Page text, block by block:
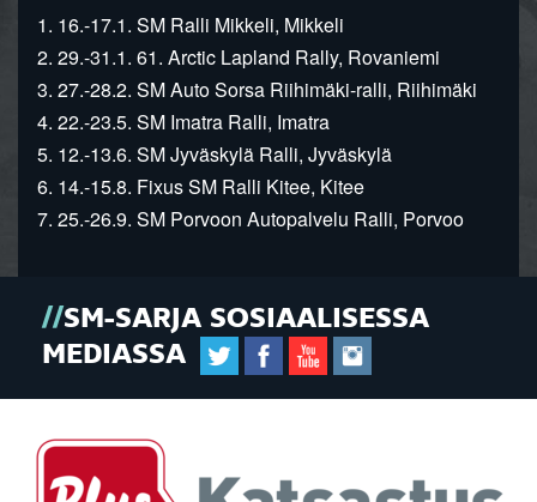
1. 16.-17.1. SM Ralli Mikkeli, Mikkeli
2. 29.-31.1. 61. Arctic Lapland Rally, Rovaniemi
3. 27.-28.2. SM Auto Sorsa Riihimäki-ralli, Riihimäki
4. 22.-23.5. SM Imatra Ralli, Imatra
5. 12.-13.6. SM Jyväskylä Ralli, Jyväskylä
6. 14.-15.8. Fixus SM Ralli Kitee, Kitee
7. 25.-26.9. SM Porvoon Autopalvelu Ralli, Porvoo
SM-SARJA SOSIAALISESSA
MEDIASSA